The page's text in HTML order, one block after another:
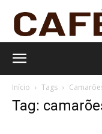
Início Tags
Tag: